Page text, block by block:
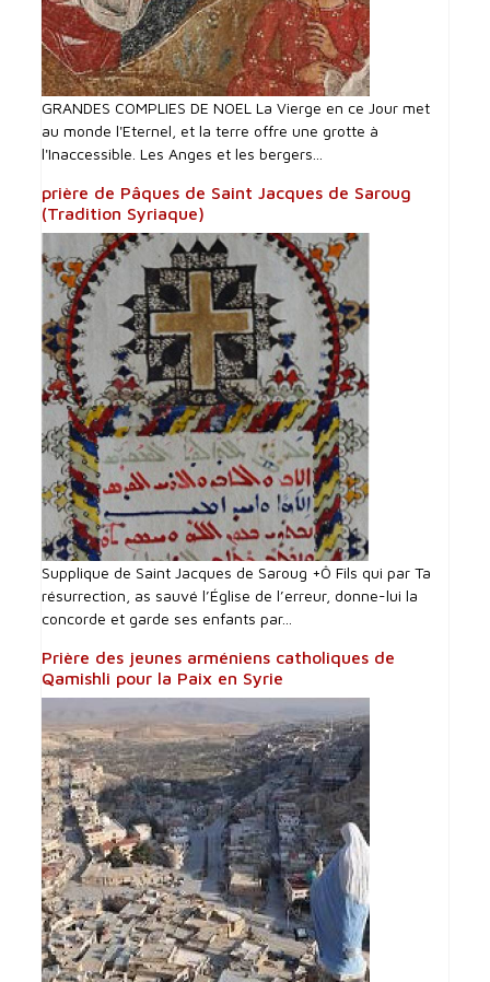
GRANDES COMPLIES DE NOEL La Vierge en ce Jour met
au monde l'Eternel, et la terre offre une grotte à
l'Inaccessible. Les Anges et les bergers...
prière de Pâques de Saint Jacques de Saroug
(Tradition Syriaque)
Supplique de Saint Jacques de Saroug +Ô Fils qui par Ta
résurrection, as sauvé l’Église de l’erreur, donne-lui la
concorde et garde ses enfants par...
Prière des jeunes arméniens catholiques de
Qamishli pour la Paix en Syrie